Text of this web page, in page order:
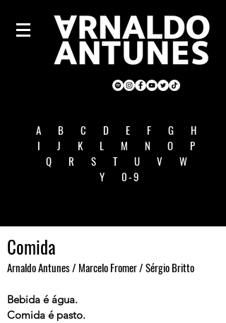
A B C D E F G
H
I
J K L M N O
P
Q
R S T U V
W
Y
0-9
Comida
Arnaldo Antunes / Marcelo Fromer / Sérgio Britto
Bebida é água.
Comida é pasto.